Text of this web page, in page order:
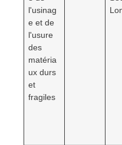
l'usinag
e et de
l'usure
des
matéria
ux durs
et
fragiles